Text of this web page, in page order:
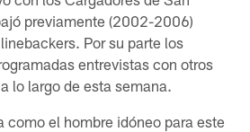
previamente (2002-2006)
Por su parte los
entrevistas con otros
lo largo de esta semana.
como el hombre idóneo para este